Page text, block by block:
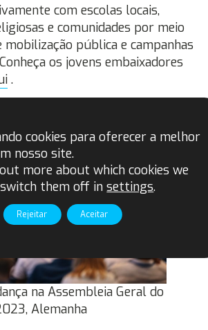
com escolas locais,
e comunidades por meio
mobilização pública e campanhas
os jovens embaixadores
.
na governança do
na Assembleia Geral do
Alemanha
cookies para oferecer a melhor
nosso site.
more about which cookies we
them off insettings.
Aceitar
Rejeitar